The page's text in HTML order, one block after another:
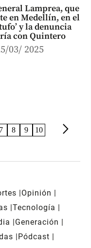
Lamprea, que
en Medellín, en el
y la denuncia
con Quintero
03/ 2025
7 8 9 10 arrow_forward_ios
Opinión
Tecnología
Generación
Pódcast